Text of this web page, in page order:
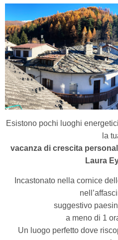
Esistono pochi luoghi
la
vacanza di crescita
Laura
Incastonato nella cornice
suggestivo
a meno di 1
Un luogo perfetto dove